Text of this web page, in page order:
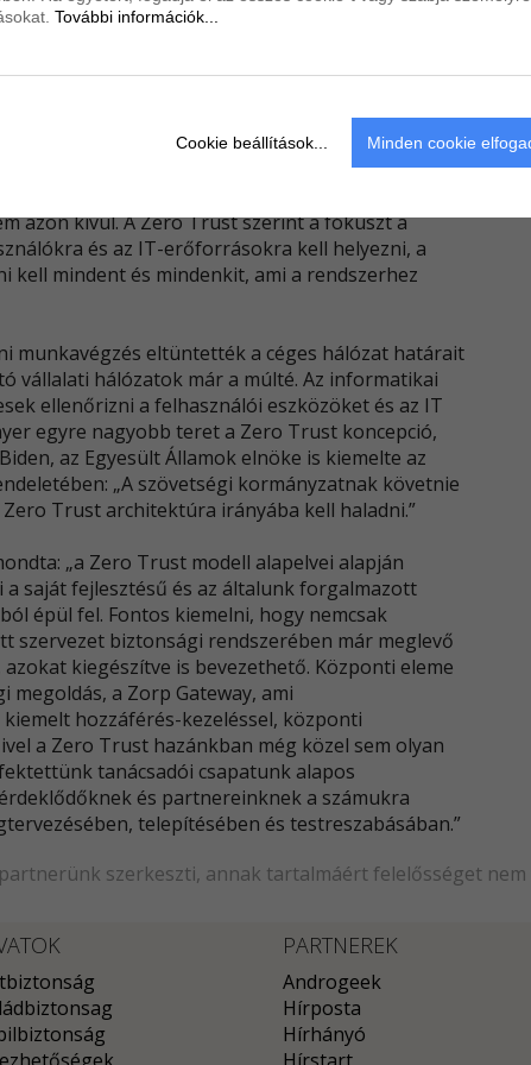
az azt illető bizonytalanság, hogyan érdemes
és hozzáférés-kezelés bevezetésének
vált biztonsági koncepció, aminek
automatikusan nem bízhatnak meg
azon kívül. A Zero Trust szerint a fókuszt a
és az IT-erőforrásokra kell helyezni, a
kell mindent és mindenkit, ami a rendszerhez
munkavégzés eltüntették a céges hálózat határait
vállalati hálózatok már a múlté. Az informatikai
ellenőrizni a felhasználói eszközöket és az IT
egyre nagyobb teret a Zero Trust koncepció,
az Egyesült Államok elnöke is kiemelte az
„A szövetségi kormányzatnak követnie
Trust architektúra irányába kell haladni.”
„a Zero Trust modell alapelvei alapján
saját fejlesztésű és az általunk forgalmazott
épül fel. Fontos kiemelni, hogy nemcsak
szervezet biztonsági rendszerében már meglevő
kiegészítve is bevezethető. Központi eleme
a Zorp Gateway, ami
hozzáférés-kezeléssel, központi
a Zero Trust hazánkban még közel sem olyan
tanácsadói csapatunk alapos
és partnereinknek a számukra
telepítésében és testreszabásában.”
szerkeszti, annak tartalmáért felelősséget nem
PARTNEREK
Androgeek
Hírposta
Hírhányó
További információk...
Cookie beállítások... Minden cookie